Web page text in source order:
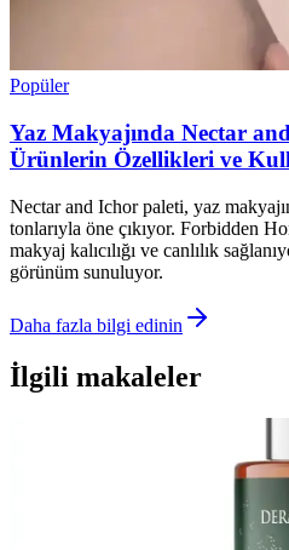
Popüler
Yaz Makyajında Nectar
Ürünlerin Özellikleri ve
Nectar and Ichor paleti, yaz
tonlarıyla öne çıkıyor. Forbidden
makyaj kalıcılığı ve canlılık
görünüm sunuluyor.
Daha fazla bilgi edinin
İlgili makaleler